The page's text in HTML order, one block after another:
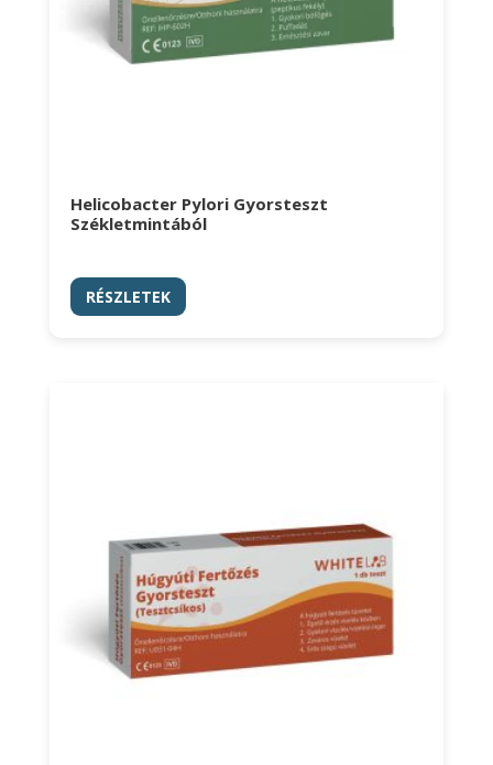
Helicobacter Pylori Gyorsteszt
Székletmintából
RÉSZLETEK